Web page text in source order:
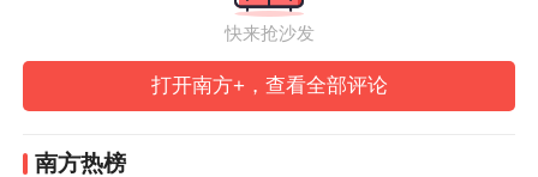
快来抢沙发
打开南方+，查看全部评论
南方热榜